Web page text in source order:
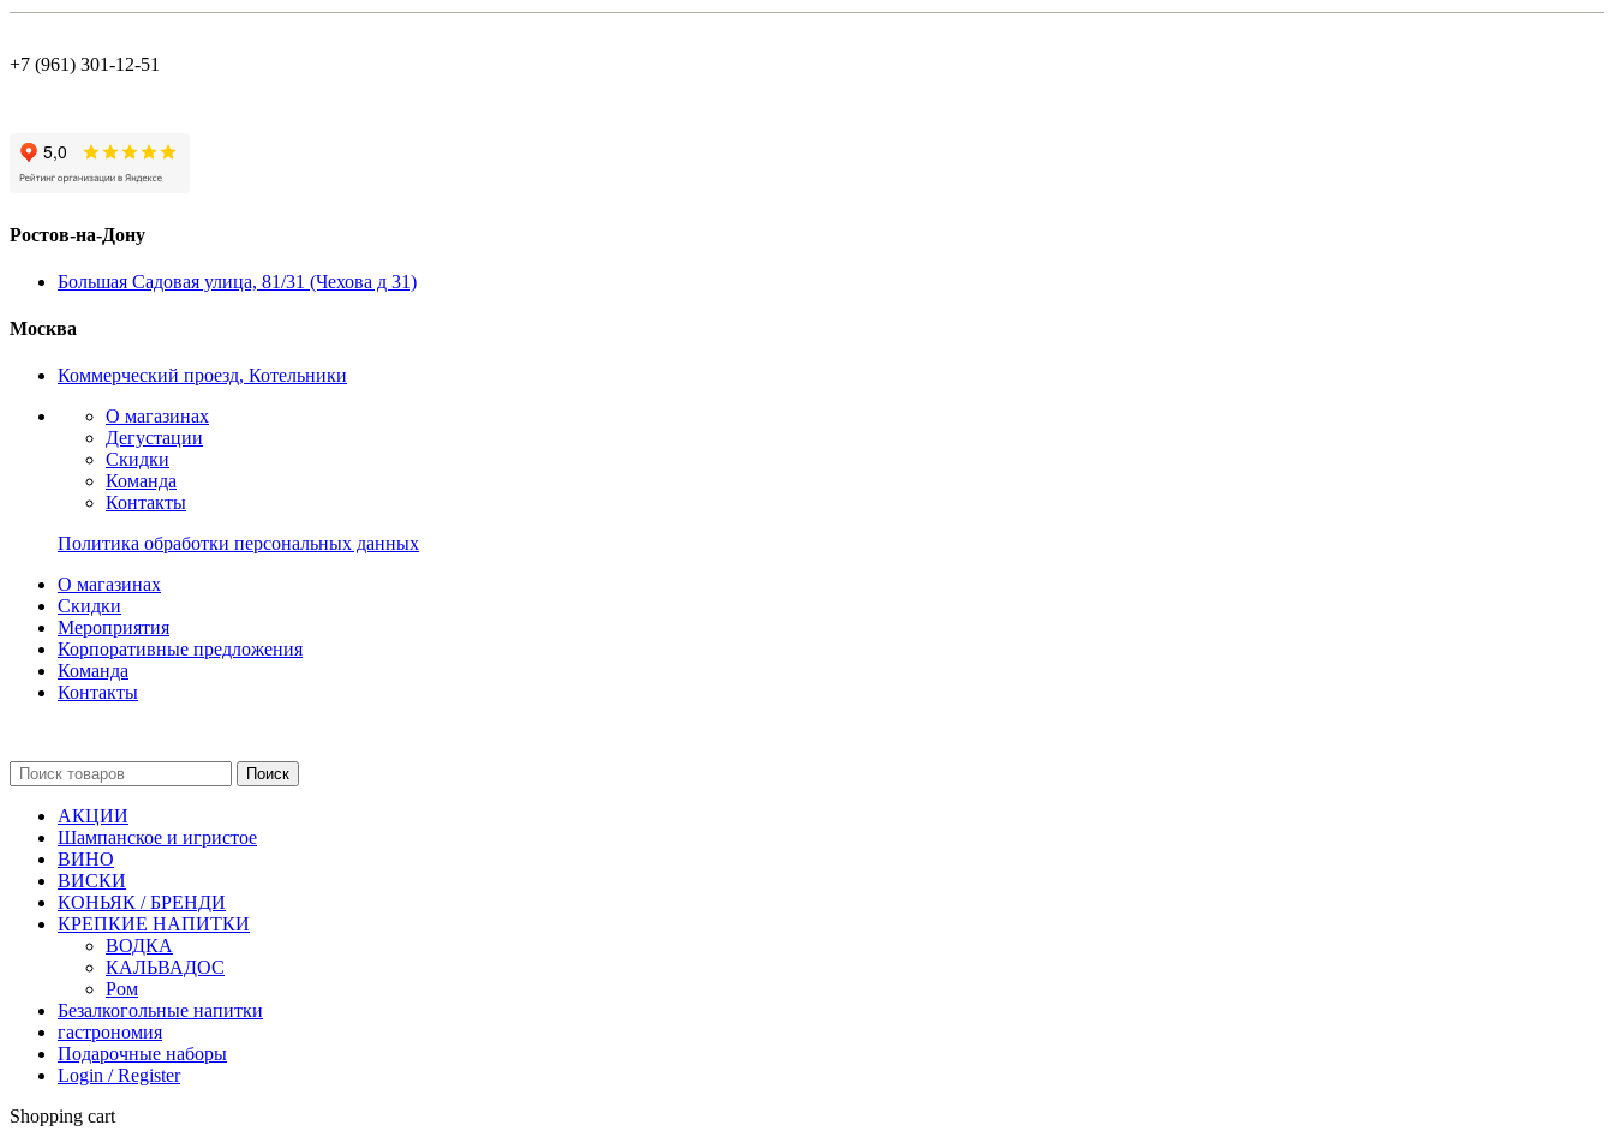
+7 (961) 301-12-51
Ростов-на-Дону
Большая Садовая улица, 81/31 (Чехова д 31)
Москва
Коммерческий проезд, Котельники
О магазинах
Дегустации
Скидки
Команда
Контакты
Политика обработки персональных данных
О магазинах
Скидки
Мероприятия
Корпоративные предложения
Команда
Контакты
Поиск
АКЦИИ
Шампанское и игристое
ВИНО
ВИСКИ
КОНЬЯК / БРЕНДИ
КРЕПКИЕ НАПИТКИ
ВОДКА
КАЛЬВАДОС
Ром
Безалкогольные напитки
гастрономия
Подарочные наборы
Login / Register
Shopping cart